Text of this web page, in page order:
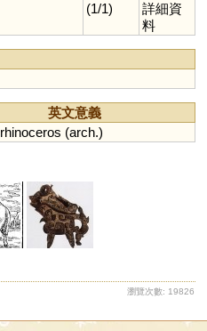
(1/1)
詳細資
料
英文意義
rhinoceros (arch.)
瀏覽次數: 19826